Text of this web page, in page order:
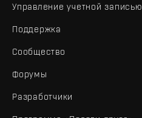
Управление учетной записью
Поддержка
Сообщество
Форумы
Разработчики